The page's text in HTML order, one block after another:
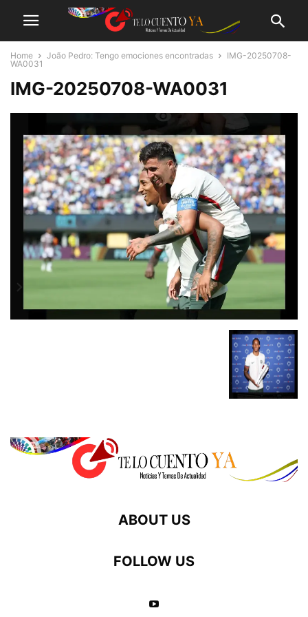
Home João Pedro: Tengo emociones encontradas
IMG-20250708-
WA0031
IMG-20250708-WA0031
ABOUT US
FOLLOW US